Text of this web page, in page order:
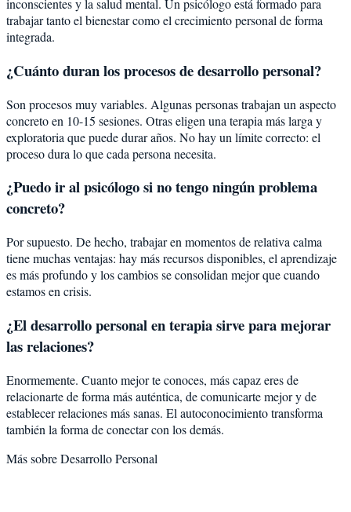
inconscientes y la salud mental. Un psicólogo está formado para
trabajar tanto el bienestar como el crecimiento personal de forma
integrada.
¿Cuánto duran los procesos de desarrollo personal?
Son procesos muy variables. Algunas personas trabajan un aspecto
concreto en 10-15 sesiones. Otras eligen una terapia más larga y
exploratoria que puede durar años. No hay un límite correcto: el
proceso dura lo que cada persona necesita.
¿Puedo ir al psicólogo si no tengo ningún problema
concreto?
Por supuesto. De hecho, trabajar en momentos de relativa calma
tiene muchas ventajas: hay más recursos disponibles, el aprendizaje
es más profundo y los cambios se consolidan mejor que cuando
estamos en crisis.
¿El desarrollo personal en terapia sirve para mejorar
las relaciones?
Enormemente. Cuanto mejor te conoces, más capaz eres de
relacionarte de forma más auténtica, de comunicarte mejor y de
establecer relaciones más sanas. El autoconocimiento transforma
también la forma de conectar con los demás.
Más sobreDesarrollo Personal